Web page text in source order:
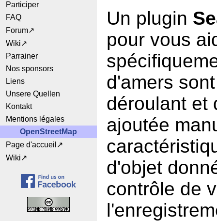
Participer
FAQ
Forum
Wiki
Parrainer
Nos sponsors
Liens
Unsere Quellen
Kontakt
Mentions légales
OpenStreetMap
Page d'accueil
Wiki
Un plugin
pour vous
d'amers
déroulant et
ajoutée
d'objet
contrôle de